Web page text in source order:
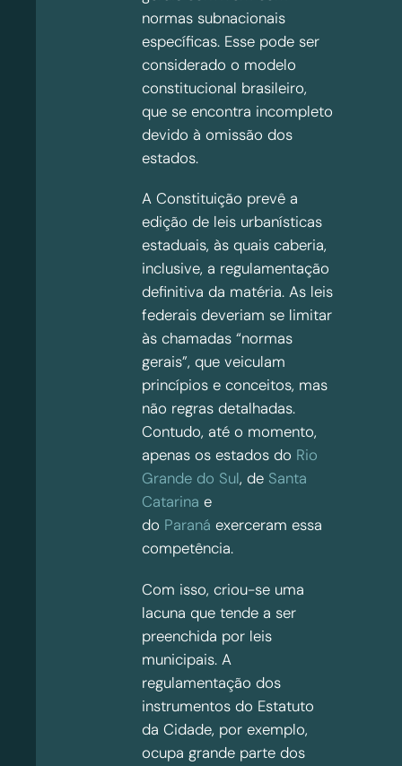
normas subnacionais
específicas. Esse pode ser
considerado o modelo
constitucional brasileiro,
que se encontra incompleto
devido à omissão dos
estados.
A Constituição prevê a
edição de leis urbanísticas
estaduais, às quais caberia,
inclusive, a regulamentação
definitiva da matéria. As leis
federais deveriam se limitar
às chamadas “normas
gerais”, que veiculam
princípios e conceitos, mas
não regras detalhadas.
Contudo, até o momento,
apenas os estados do Rio
Grande do Sul, de Santa
Catarina e
do Paraná exerceram essa
competência.
Com isso, criou-se uma
lacuna que tende a ser
preenchida por leis
municipais. A
regulamentação dos
instrumentos do Estatuto
da Cidade, por exemplo,
ocupa grande parte dos